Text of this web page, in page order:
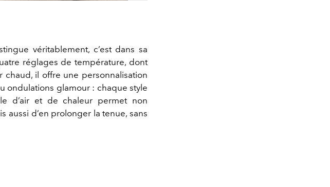
véritablement, c’est dans sa
réglages de température, dont
chaud, il offre une personnalisation
ondulations glamour : chaque style
d’air et de chaleur permet non
aussi d’en prolonger la tenue, sans